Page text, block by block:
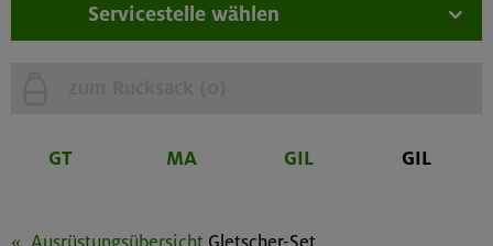
Servicestelle wählen
GT MA GIL GIL